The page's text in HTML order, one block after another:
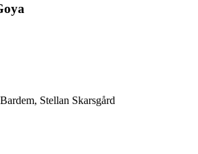
Stellan Skarsgård